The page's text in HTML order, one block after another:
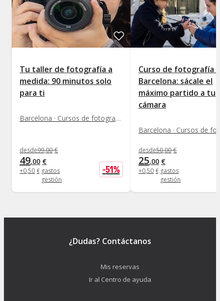
Tu taller de fotografía a
medida: 90 minutos solo
para ti
Barcelona · Cursos de fotografía
desde99,00 €
49,00 €
+0,50 € gastos
gestión
-51%
Curso de fotografía
Barcelona: sácale el
máximo partido a tu
cámara
desde50,00 €
25,00 €
+0,50 € gastos
gestión
¿Dudas? Contáctanos
Mis reservas
Ir al Centro de ayuda